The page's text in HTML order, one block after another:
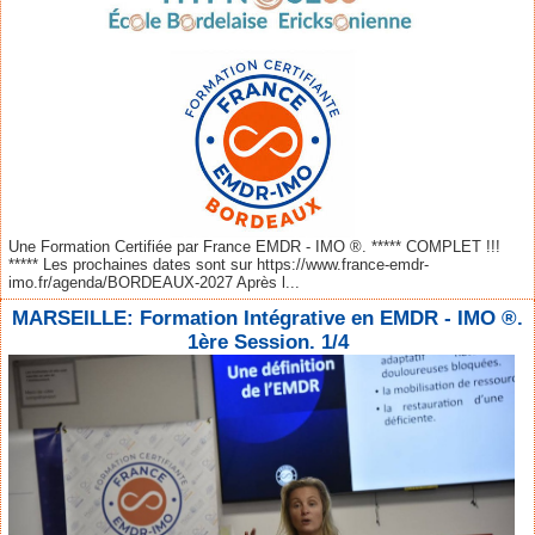
Une Formation Certifiée par France EMDR - IMO ®. ***** COMPLET !!!
***** Les prochaines dates sont sur https://www.france-emdr-
imo.fr/agenda/BORDEAUX-2027 Après l...
MARSEILLE: Formation Intégrative en EMDR - IMO ®.
1ère Session. 1/4